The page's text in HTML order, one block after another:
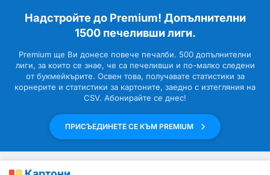
Надстройте до Premium! Допълнителни
1500 печеливши лиги.
Premium ще Ви донесе повече печалби. 500 допълнителни
лиги, за които се знае, че са печеливши и по-малко следени
от букмейкърите. Освен това, получавате статистики за
корнерите и статистики за картоните, заедно с изтегляния на
CSV. Абонирайте се днес!
ПРИСЪЕДИНЕТЕ СЕ КЪМ PREMIUM